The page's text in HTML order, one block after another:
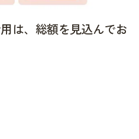
は、総額を見込んでお